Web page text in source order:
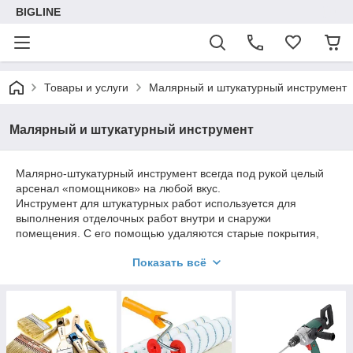
BIGLINE
Товары и услуги Малярный и штукатурный инструмент
Малярный и штукатурный инструмент
Малярно-штукатурный инструмент всегда под рукой целый
арсенал «помощников» на любой вкус.
Инструмент для штукатурных работ используется для
выполнения отделочных работ внутри и снаружи
помещения. С его помощью удаляются старые покрытия,
потолков. Малярный инструмент необходим для придания
Кисть – всем известный и незаменимый инструмент для
нанесения краски, лака и побелки на различные
поверхности. Обычная кисть представляет собой рукоять
(деревянную или пластиковую), на конце которой бандажом
Показать всё